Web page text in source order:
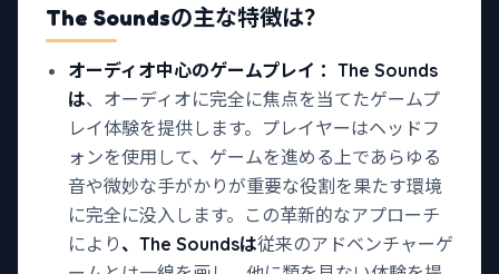
The Soundsの主な特徴は？
オーディオ中心のゲームプレイ ：The Sounds
は、オーディオに完全に焦点を当てたゲームプ
レイ体験を提供します。プレイヤーはヘッドフ
ォンを使用して、ゲームを進める上であらゆる
音や微妙な手がかりが重要な役割を果たす環境
に完全に没入します。この革新的なアプローチ
により、The Soundsは従来のアドベンチャーゲ